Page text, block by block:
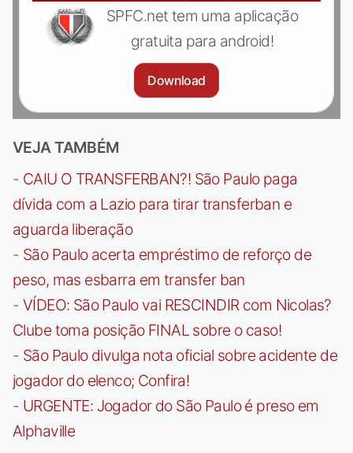
SPFC.net tem uma aplicação
gratuita para android!
Download
VEJA TAMBÉM
- CAIU O TRANSFERBAN?! São Paulo paga
dívida com a Lazio para tirar transferban e
aguarda liberação
- São Paulo acerta empréstimo de reforço de
peso, mas esbarra em transfer ban
- VÍDEO: São Paulo vai RESCINDIR com Nicolas?
Clube toma posição FINAL sobre o caso!
- São Paulo divulga nota oficial sobre acidente de
jogador do elenco; Confira!
- URGENTE: Jogador do São Paulo é preso em
Alphaville